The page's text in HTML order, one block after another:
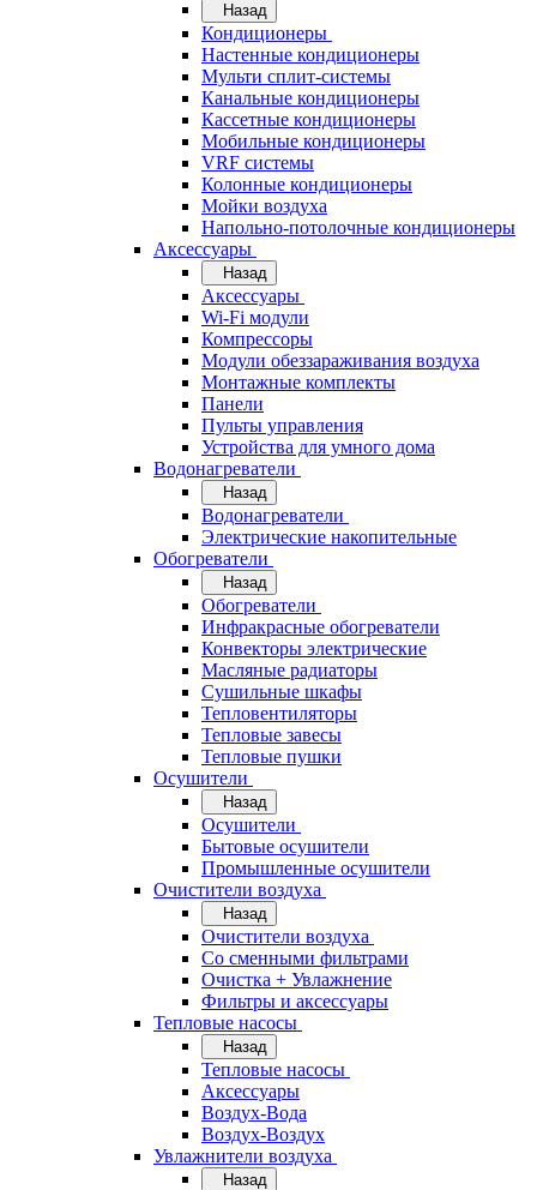
Назад
Кондиционеры
Настенные кондиционеры
Мульти сплит-системы
Канальные кондиционеры
Кассетные кондиционеры
Мобильные кондиционеры
VRF системы
Колонные кондиционеры
Мойки воздуха
Напольно-потолочные кондиционеры
Аксессуары
Назад
Аксессуары
Wi-Fi модули
Компрессоры
Модули обеззараживания воздуха
Монтажные комплекты
Панели
Пульты управления
Устройства для умного дома
Водонагреватели
Назад
Водонагреватели
Электрические накопительные
Обогреватели
Назад
Обогреватели
Инфракрасные обогреватели
Конвекторы электрические
Масляные радиаторы
Сушильные шкафы
Тепловентиляторы
Тепловые завесы
Тепловые пушки
Осушители
Назад
Осушители
Бытовые осушители
Промышленные осушители
Очистители воздуха
Назад
Очистители воздуха
Cо сменными фильтрами
Очистка + Увлажнение
Фильтры и аксессуары
Тепловые насосы
Назад
Тепловые насосы
Аксессуары
Воздух-Вода
Воздух-Воздух
Увлажнители воздуха
Назад